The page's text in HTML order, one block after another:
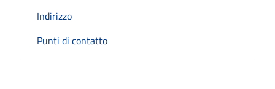
Indirizzo
Punti di contatto